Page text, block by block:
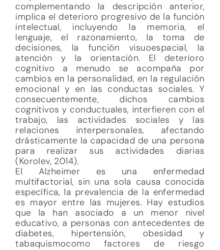
complementando la descripción anterior,
implica el deterioro progresivo de la función
intelectual, incluyendo la memoria, el
lenguaje, el razonamiento, la toma de
decisiones, la función visuoespacial, la
atención y la orientación. El deterioro
cognitivo a menudo se acompaña por
cambios en la personalidad, en la regulación
emocional y en las conductas sociales. Y
consecuentemente, dichos cambios
cognitivos y conductuales, interfieren con el
trabajo, las actividades sociales y las
relaciones interpersonales, afectando
drásticamente la capacidad de una persona
para realizar sus actividades diarias
(Korolev, 2014).
El Alzheimer es una enfermedad
multifactorial, sin una sola causa conocida
específica, la prevalencia de la enfermedad
es mayor entre las mujeres. Hay estudios
que la han asociado a un menor nivel
educativo, a personas con antecedentes de
diabetes, hipertensión, obesidad y
tabaquismocomo factores de riesgo